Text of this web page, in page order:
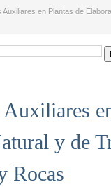
Auxiliares en Plantas de
y de
Rocas